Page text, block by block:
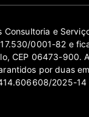
Consultoria e
0001-82 e
CEP 06473-900.
por duas
2025-14